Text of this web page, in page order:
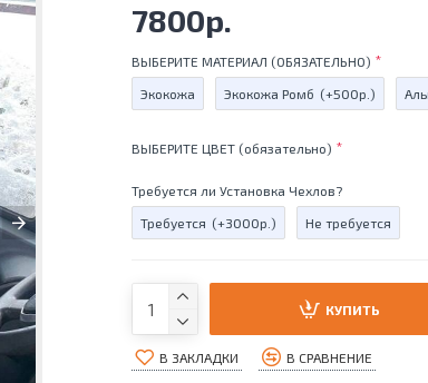
7800р.
ВЫБЕРИТЕ МАТЕРИАЛ (ОБЯЗАТЕЛЬНО)
Экокожа Экокожа Ромб (+500р.)
ВЫБЕРИТЕ ЦВЕТ (обязательно)
Требуется ли Установка Чехлов?
Требуется (+3000р.) Не требуется
КУПИТЬ
В ЗАКЛАДКИ В СРАВНЕНИЕ